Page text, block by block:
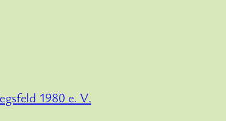
1980 e. V.